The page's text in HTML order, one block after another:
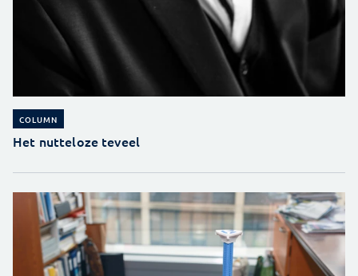
COLUMN
Het nutteloze teveel